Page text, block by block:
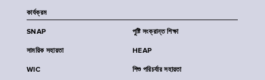
কার্যক্রম
SNAP পুষ্টি সংক্রান্ত শিক্ষা
সাময়িক সহায়তা HEAP
WIC শিশু পরিচর্যার সহায়তা